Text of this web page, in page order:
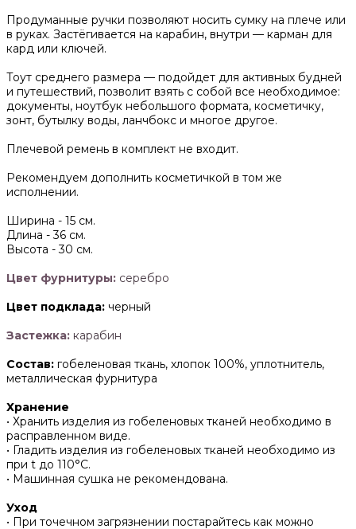
Продуманные ручки позволяют носить сумку на плече или
в руках. Застёгивается на карабин, внутри — карман для
кард или ключей.
Тоут среднего размера — подойдет для активных будней
и путешествий, позволит взять с собой все необходимое:
документы, ноутбук небольшого формата, косметичку,
зонт, бутылку воды, ланчбокс и многое другое.
Плечевой ремень в комплект не входит.
Рекомендуем дополнить косметичкой в том же
исполнении.
Ширина - 15 см.
Длина -36 см.
Высота -30 см.
Цвет фурнитуры: серебро
Цвет подклада: черный
Застежка: карабин
Состав: гобеленовая ткань, хлопок 100%, уплотнитель,
металлическая фурнитура
Хранение
• Хранить изделия из гобеленовых тканей необходимо в
расправленном виде.
• ‌Гладить изделия из гобеленовых тканей необходимо из
при t до 110°С.
• ‌Машинная сушка не рекомендована.
Уход
• При точечном загрязнении постарайтесь как можно